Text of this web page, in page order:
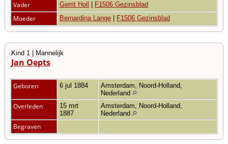
Vader
Gerrit Holl F1506 Gezinsblad
Moeder Bernardina Lange F1506 Gezinsblad
Kind 1 | Mannelijk
Jan Oepts
Geboren 6 jul 1884
Amsterdam, Noord-Holland,
Nederland
Overleden
15 mrt
1887
Amsterdam, Noord-Holland,
Nederland
Begraven